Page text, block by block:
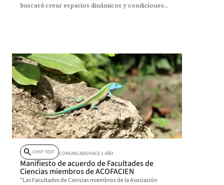
buscará crear espacios dinámicos y condiciones
search CHIP TEXT COMUNICADOHACE 1 AÑO
Manifiesto de acuerdo de Facultades de
Ciencias miembros de ACOFACIEN
"Las Facultades de Ciencias miembros de la Asociación